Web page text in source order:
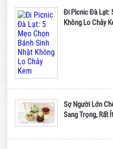
Đi Picnic Đà Lạt:
Không Lo Chảy
Sợ Người Lớn
Sang Trọng, Rất